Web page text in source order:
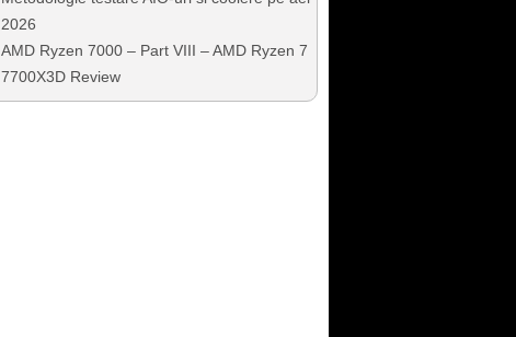
2026
AMD Ryzen 7000 – Part VIII – AMD Ryzen 7
7700X3D Review